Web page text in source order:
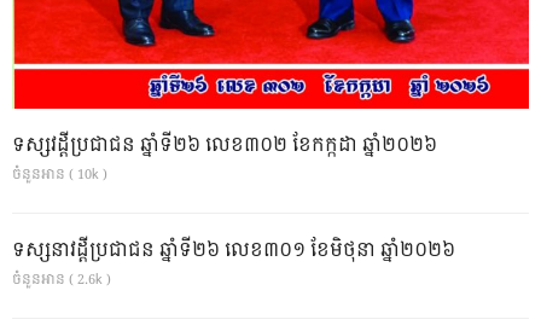
ទស្សវដ្តីប្រជាជន ឆ្នាំទី២៦ លេខ៣០២ ខែកក្កដា ឆ្នាំ២០២៦
ចំនួនអាន ( 10k )
ទស្សនាវដ្ដីប្រជាជន ឆ្នាំទី២៦ លេខ៣០១ ខែមិថុនា ឆ្នាំ២០២៦
ចំនួនអាន ( 2.6k )